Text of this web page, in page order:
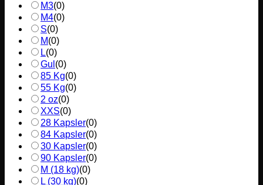
M3(0)
M4(0)
S(0)
M(0)
L(0)
Gul (0)
85 Kg(0)
55 Kg(0)
2 oz(0)
XXS(0)
28 Kapsler(0)
84 Kapsler(0)
30 Kapsler(0)
90 Kapsler(0)
M (18 kg)(0)
L (30 kg)(0)